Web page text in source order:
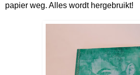
papier weg. Alles wordt hergebruikt!